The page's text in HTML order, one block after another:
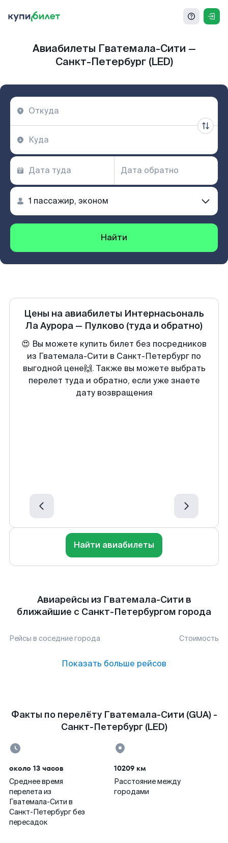
Авиабилеты Гватемала-Сити —
Санкт-Петербург (LED)
Найти
Цены на авиабилеты Интернасьональ
Ла Аурора — Пулково (туда и обратно)
😍 Вы можете купить билет без посредников
из Гватемала-Сити в Санкт-Петербург по
выгодной цене🙌. Также вы можете выбрать
перелет туда и обратно, если уже знаете
дату возвращения
Найти авиабилеты
Авиарейсы из Гватемала-Сити в
ближайшие с Санкт-Петербургом города
Рейсы в соседние города Стоимость
Показать больше рейсов
Факты по перелёту Гватемала-Сити (GUA) -
Санкт-Петербург (LED)
около 13 часов
Среднее время
перелета из
Гватемала-Сити в
Санкт-Петербург без
пересадок
10209 км
Расстояние между
городами